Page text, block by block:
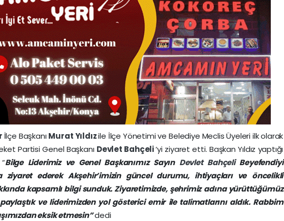
İlçe BaşkanıMurat Yıldızile İlçe Yönetimi ve Belediye Meclis Üyeleri ilk olarak
Partisi Genel Başkanı Devlet Bahçeli‘yi ziyaret etti. Başkan Yıldız yaptığı
Bilge Liderimiz ve Genel Başkanımız Sayın Devlet Bahçeli Beyefendiyi
ziyaret ederek Akşehir’imizin güncel durumu, ihtiyaçları ve öncelikli
kapsamlı bilgi sunduk. Ziyaretimizde, şehrimiz adına yürüttüğümüz
paylaştık ve liderimizden yol gösterici emir ile talimatlarını aldık. Rabbim
eksik etmesin”dedi